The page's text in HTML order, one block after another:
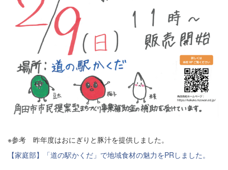
※参考 昨年度はおにぎりと豚汁を提供しました。
【家庭部】「道の駅かくだ」で地域食材の魅力をPRしました。